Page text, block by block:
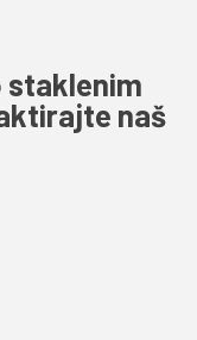
staklenim
naš